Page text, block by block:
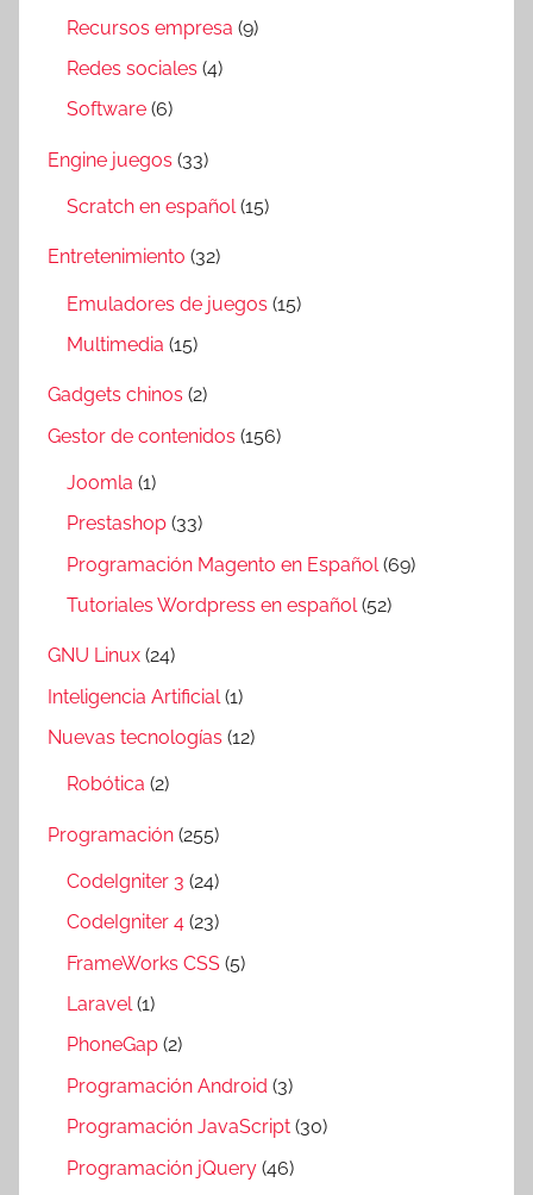
Recursos empresa (9)
Redes sociales (4)
Software (6)
Engine juegos (33)
Scratch en español(15)
Entretenimiento (32)
Emuladores de juegos (15)
Multimedia (15)
Gadgets chinos (2)
Gestor de contenidos (156)
Joomla (1)
Prestashop (33)
Programación Magento en Español (69)
Tutoriales Wordpress en español(52)
GNU Linux (24)
Inteligencia Artificial (1)
Nuevas tecnologías (12)
Robótica (2)
Programación (255)
CodeIgniter 3 (24)
CodeIgniter 4 (23)
FrameWorks CSS (5)
Laravel(1)
PhoneGap (2)
Programación Android (3)
Programación JavaScript (30)
Programación jQuery (46)